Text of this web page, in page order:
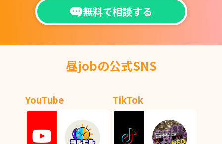
無料で相談する
昼jobの公式SNS
YouTube TikTok